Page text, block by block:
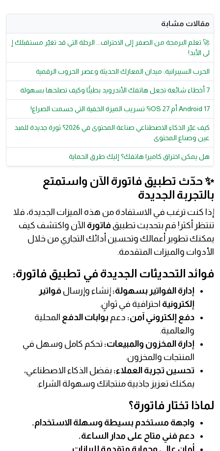
مقالات مشابة
🚀 تعلم البرمجة من الصفر إلى الاحتراف... الرحلة التي قد تغيّر مستقبلك إ
لى الأبد!
الحرب السيبرانية: ميدان المعارك الحديثة وعصر الحروب الرقمية
7 أخطاء شائعة تجعل هاتفك الأندرويد بطيئًا وكيف تصلحها بسهولة
Android 17 أم iOS 27؟ تسريب الميزة الخفية التي حسمت الصراع!
كيف غيّر الذكاء الاصطناعي صناعة المحتوى في 2026؟ ثورة جديدة للمبد
عين وصناع المحتوى
هل يمكن اختراق كاميرا هاتفك؟ إليك طرق الحماية
✨ حدّث تطبيق فاتورة الآن واستمتع
بالتجربة الجديدة
إذا كنت ترغب في الاستفادة من هذه الميزات الجديدة، فلا
تنتظر أكثر! قم بتحديث تطبيق فاتورة الآن واكتشف كيف
يمكنك تطوير أعمالك وتحسين أدائك التجاري من خلال
الأدوات والميزات المتقدمة.
فوائد التحديثات الجديدة في تطبيق فاتورة:
إدارة الفواتير بسهولة: إنشاء وإرسال فواتير
إلكترونية احترافية في ثوانٍ.
دفع إلكتروني آمن: دعم بوابات الدفع المحلية
والعالمية.
إدارة المخزون والمبيعات: تحكم كامل وسهل في
المنتجات والمخزون.
تحسين تجربة العملاء: بفضل الذكاء الاصطناعي،
يمكنك تعزيز جاذبية منتجاتك وسهولة الشراء.
لماذا تختار فاتورة؟
واجهة مستخدم بسيطة وسهلة الاستخدام.
دعم فني متاح على مدار الساعة.
أمان عالي وحماية متقدمة للبيانات.